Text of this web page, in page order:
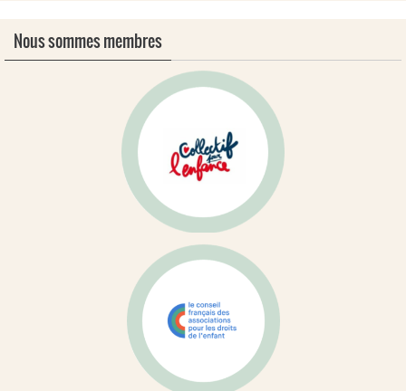
Nous sommes membres